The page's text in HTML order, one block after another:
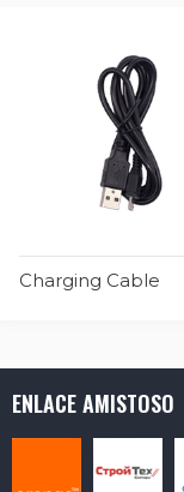
Charging Cable
ENLACE AMISTOSO